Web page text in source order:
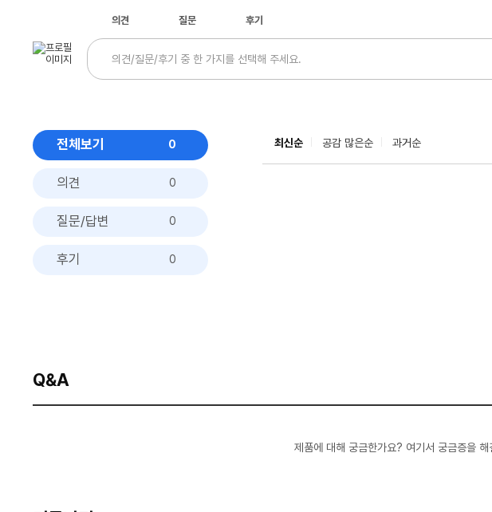
의견 질문 후기
전체보기 0
의견 0
질문/답변 0
후기 0
최신순 공감 많은순 과거순
Q&A
제품에 대해 궁금한가요? 여기서 궁금증을 해